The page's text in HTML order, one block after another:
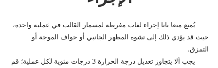
يُمنع منعا باتا إجراء لفات مفرطة لمسمار القالب في عملية واحدة،
حيث قد يؤدي ذلك إلى تشوه المظهر الجانبي أو حواف الموجة أو
التمزق.
يجب ألا يتجاوز تعديل درجة الحرارة 3 درجات مئوية لكل عملية؛ قم